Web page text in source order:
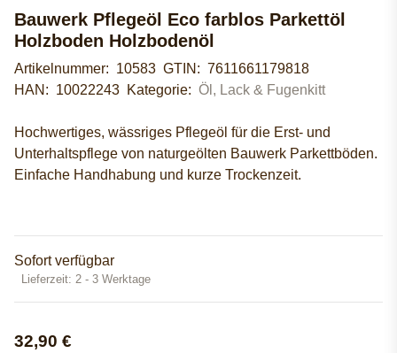
Bauwerk Pflegeöl Eco farblos Parkettöl
Holzboden Holzbodenöl
Artikelnummer: 10583 GTIN: 7611661179818
HAN: 10022243 Kategorie: Öl, Lack & Fugenkitt
Hochwertiges, wässriges Pflegeöl für die Erst- und
Unterhaltspflege von naturgeölten Bauwerk Parkettböden.
Einfache Handhabung und kurze Trockenzeit.
Sofort verfügbar
Lieferzeit: 2 - 3 Werktage
32,90 €